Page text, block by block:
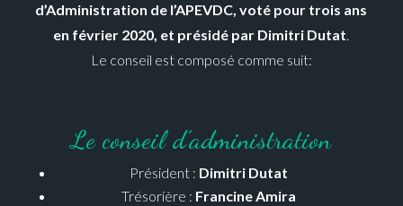
d’Administration de l’APEVDC, voté pour trois ans
en février 2020, et présidé par Dimitri Dutat.
Le conseil est composé comme suit:
Le conseil d’administration
Président : Dimitri Dutat
Trésorière : Francine Amira